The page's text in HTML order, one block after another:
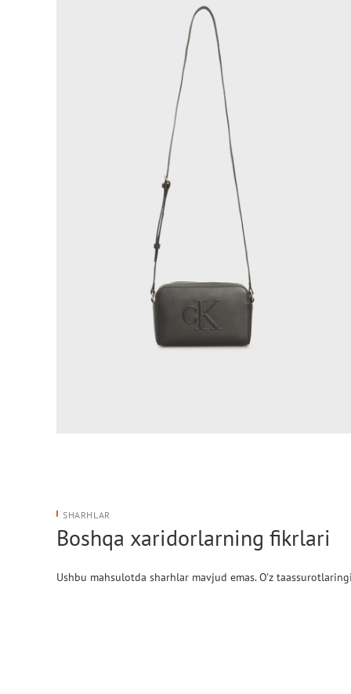
SHARHLAR
Boshqa xaridorlarning fikrlari
Ushbu mahsulotda sharhlar mavjud emas. O'z